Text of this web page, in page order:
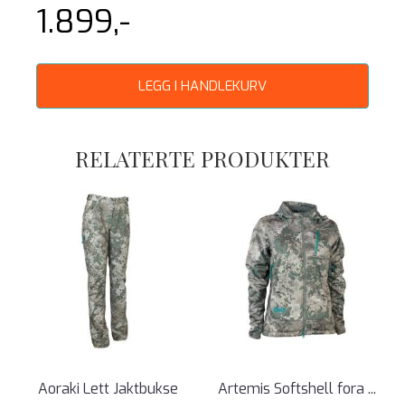
1.899,-
LEGG I HANDLEKURV
RELATERTE PRODUKTER
Aoraki Lett Jaktbukse Artemis Softshell fora ...